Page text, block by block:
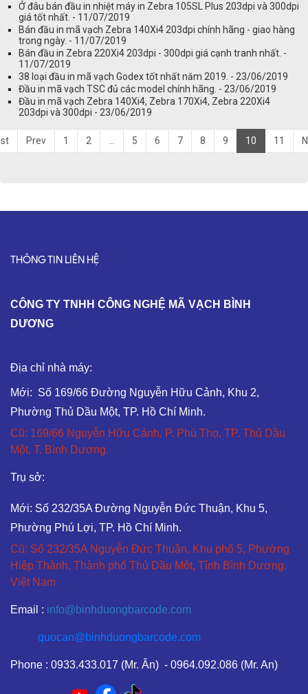
Ở đâu bán đầu in nhiệt máy in Zebra 105SL Plus 203dpi và 300dpi
giá tốt nhất. - 11/07/2019
Bán đầu in mã vạch Zebra 140Xi4 203dpi chính hãng - giao hàng
trong ngày. - 11/07/2019
Bán đầu in Zebra 220Xi4 203dpi - 300dpi giá cạnh tranh nhất. -
11/07/2019
38 loại đầu in mã vạch Godex tốt nhất năm 2019. - 23/06/2019
Đầu in mã vạch TSC đủ các model chính hãng. - 23/06/2019
Đầu in mã vạch Zebra 140Xi4, Zebra 170Xi4, Zebra 220Xi4
203dpi và 300dpi - 23/06/2019
Prev 1 2 5 6 7 8 9 10 11
THÔNG TIN LIÊN HỆ
CÔNG TY TNHH CÔNG NGHỆ MÃ VẠCH BÌNH
DƯƠNG
Địa chỉ nhà máy:
Mới: Số 169/66 Đường Nguyễn Hữu Cảnh, Khu 2,
Phường Thủ Dầu Một, TP. Hồ Chí Minh.
Cũ: 169/66 Nguyễn Hữu Cảnh, P. Phú Thọ, TP. Thủ Dầu
Một, T. Bình Dương.
Trụ sở:
Mới: Số 232/35A Đường Nguyễn Đức Thuận, Khu 5,
Phường Phú Lợi, TP. Hồ Chí Minh.
Cũ: Số 232/35A Nguyễn Đức Thuận, Khu phố 5, Phường
Hiệp Thành, Thành phố Thủ Dầu Một, Tỉnh Bình Dương,
Việt Nam
Email : info@binhduongbarcode.com
quocan@binhduongbarcode.com
Phone : 0933.433.017 (Mr. Ân) - 0964.092.086 (Mr. An)